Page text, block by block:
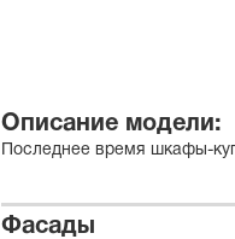
Описание модели:
Последнее время шкафы-
Фасады